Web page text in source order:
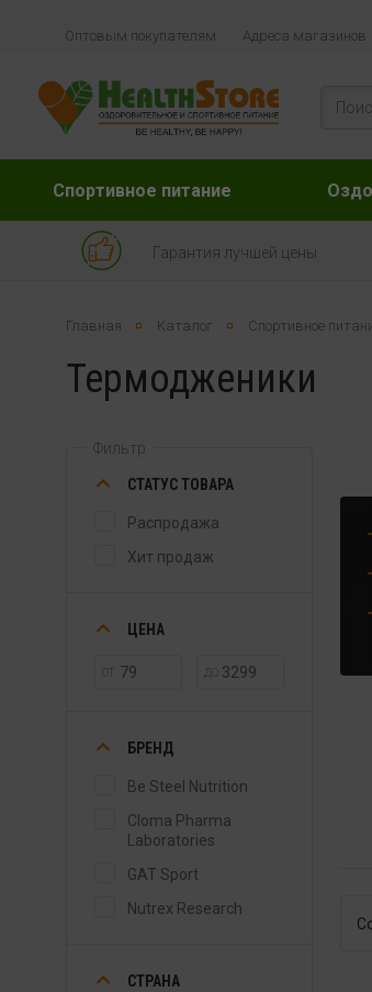
Оптовым покупателям Адреса магазинов
Спортивное питание
Гарантия лучшей цены
Главная Каталог Спортивное
Термодженики
Фильтр
СТАТУС ТОВАРА
Распродажа
Хит продаж
ЦЕНА
ДО
БРЕНД
Be Steel Nutrition
Cloma Pharma
Laboratories
GAT Sport
Nutrex Research
СТРАНА